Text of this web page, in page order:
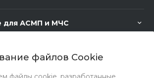
файлов Cookie
для АСМП и МЧС